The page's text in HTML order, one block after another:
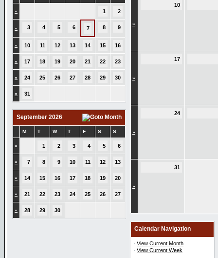
» 1 2
» 3 4 5 6 7 8 9
» 10 11 12 13 14 15 16
» 17 18 19 20 21 22 23
» 24 25 26 27 28 29 30
» 31
September 2026
M T W T F S S
» 1 2 3 4 5 6
» 7 8 9 10 11 12 13
» 14 15 16 17 18 19 20
» 21 22 23 24 25 26 27
» 28 29 30
»
10
»
17
»
24
»
31
Calendar Navigation
· View Current Month
· View Current Week